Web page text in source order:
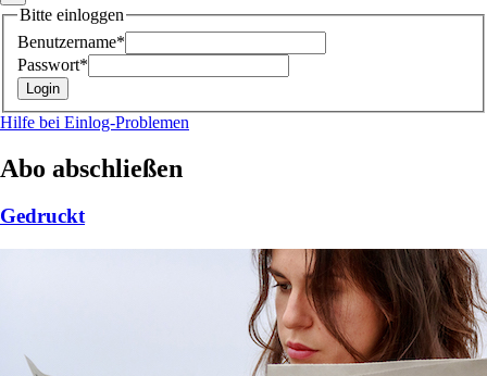
Bitte einloggen
Benutzername*
Passwort*
Hilfe bei Einlog-Problemen
Abo abschließen
Gedruckt